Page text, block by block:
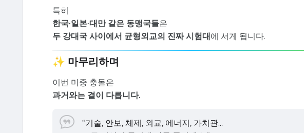
특히
한국·일본·대만 같은 동맹국들은
두 강대국 사이에서 균형외교의 진짜 시험대에 서게 됩니다.
✨ 마무리하며
이번 미중 충돌은
과거와는 결이 다릅니다.
“기술, 안보, 체제, 외교, 에너지, 가치관…